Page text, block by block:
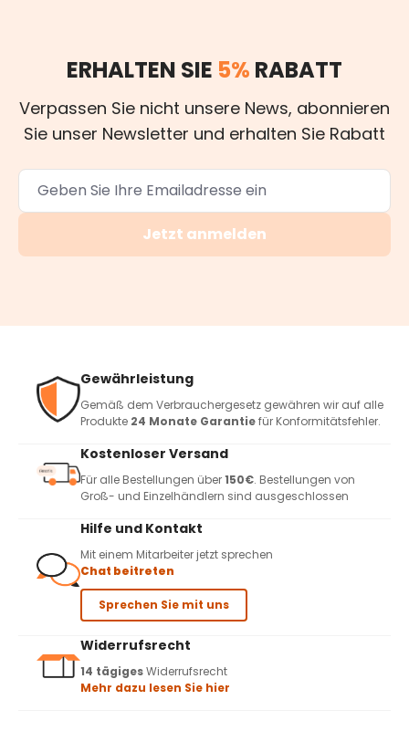
ERHALTEN SIE 5% RABATT
Verpassen Sie nicht unsere News, abonnieren
Sie unser Newsletter und erhalten Sie Rabatt
Jetzt anmelden
Gewährleistung
Gemäß dem Verbrauchergesetz gewähren wir auf alle
Produkte 24 Monate Garantiefür Konformitätsfehler.
Kostenloser Versand
Für alle Bestellungen über150€. Bestellungen von
Groß- und Einzelhändlern sind ausgeschlossen
Hilfe und Kontakt
Mit einem Mitarbeiter jetzt sprechen
Chat beitreten
Sprechen Sie mit uns
Widerrufsrecht
14 tägigesWiderrufsrecht
Mehr dazu lesen Sie hier